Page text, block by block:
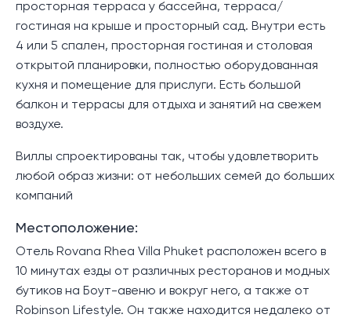
просторная терраса у бассейна, терраса/
гостиная на крыше и просторный сад. Внутри есть
4 или 5 спален, просторная гостиная и столовая
открытой планировки, полностью оборудованная
кухня и помещение для прислуги. Есть большой
балкон и террасы для отдыха и занятий на свежем
воздухе.
Виллы спроектированы так, чтобы удовлетворить
любой образ жизни: от небольших семей до больших
компаний
Местоположение:
Отель Rovana Rhea Villa Phuket расположен всего в
10 минутах езды от различных ресторанов и модных
бутиков на Боут-авеню и вокруг него, а также от
Robinson Lifestyle. Он также находится недалеко от